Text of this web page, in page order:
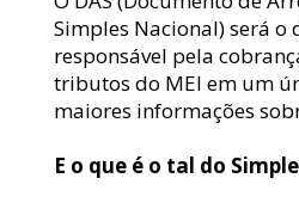
Simples Nacional) será o
responsável pela
tributos do MEI em um
maiores informações
E o que é o tal do